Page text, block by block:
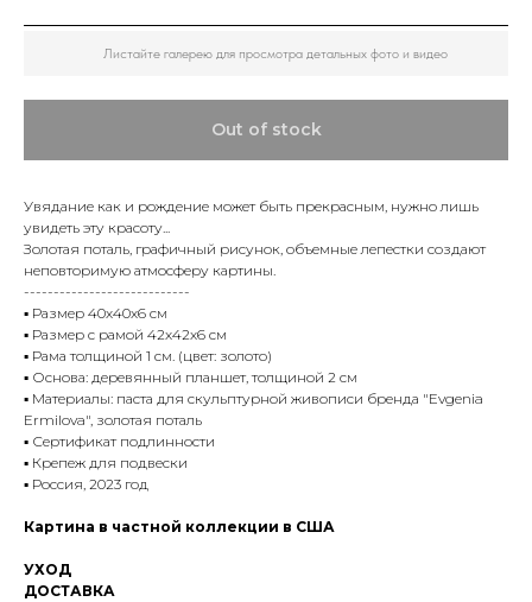
Листайте галерею для просмотра детальных фото и видео
Out of stock
Увядание как и рождение может быть прекрасным, нужно лишь
увидеть эту красоту...
Золотая поталь, графичный рисунок, объемные лепестки создают
неповторимую атмосферу картины.
----------------------------
▪️ Размер 40х40х6 см
▪️ Размер с рамой 42х42х6 см
▪️ Рама толщиной 1 см. (цвет: золото)
▪️ Основа: деревянный планшет, толщиной 2 см
▪️ Материалы: паста для скульптурной живописи бренда "Evgenia
Ermilova", золотая поталь
▪️ Сертификат подлинности
▪️ Крепеж для подвески
▪️ Россия, 2023 год
Картина в частной коллекции в США
УХОД
ДОСТАВКА